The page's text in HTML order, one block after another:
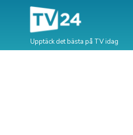
Upptäck det bästa på TV idag